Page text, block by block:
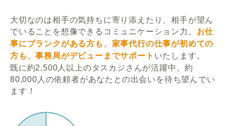
大切なのは相手の気持ちに寄り添えたり、相手が望ん
でいることを想像できるコミュニケーション力。 お仕
事にブランクがある方も、家事代行の仕事が初めての
方も、事務局がデビューまでサポート いたします。
既に約2,500人以上のタスカジさんが活躍中。約
80,000人の依頼者があなたとの出会いを待ち望んでい
ます！